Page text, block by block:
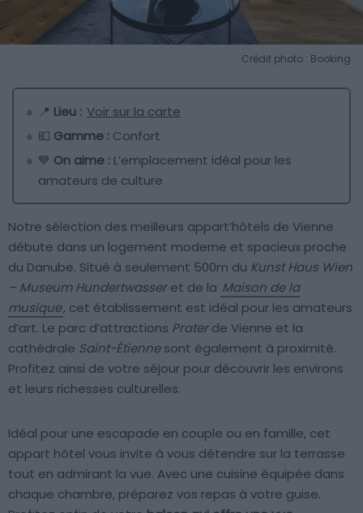
Crédit photo : Booking
📍 Lieu : Voir sur la carte
💶 Gamme : Confort
💙 On aime : L’emplacement idéal pour les
amateurs de culture
Notre sélection des meilleurs appart’hôtels de Vienne
débute dans un logement moderne et spacieux proche
du Danube. Situé à seulement 500m du Kunst Haus Wien
– Museum Hundertwasseret de la Maison de la
musique, cet établissement est idéal pour les amateurs
d’art. Le parc d’attractions Praterde Vienne et la
cathédrale Saint-Étiennesont également à proximité.
Profitez ainsi de votre séjour pour découvrir les environs
et leurs richesses culturelles.
Idéal pour une escapade en couple ou en famille, cet
appart hôtel vous invite à vous détendre sur la terrasse
tout en admirant la vue. Avec une cuisine équipée dans
chaque chambre, préparez vos repas à votre guise.